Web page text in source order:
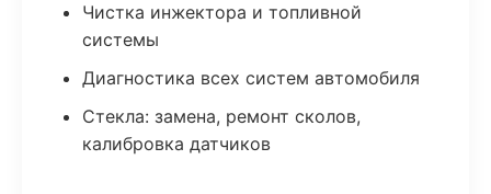
Чистка инжектора и топливной
системы
Диагностика всех систем автомобиля
Стекла: замена, ремонт сколов,
калибровка датчиков